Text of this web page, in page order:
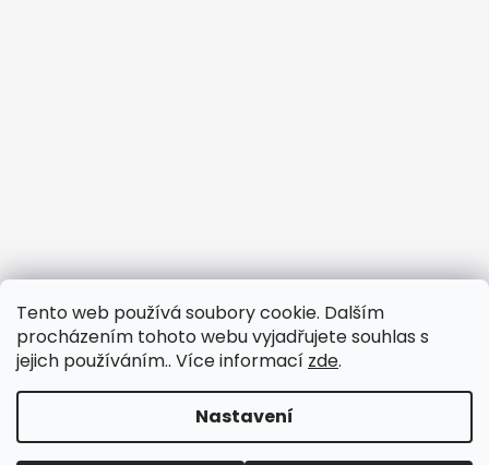
Tento web používá soubory cookie. Dalším
procházením tohoto webu vyjadřujete souhlas s
jejich používáním.. Více informací zde.
Nastavení